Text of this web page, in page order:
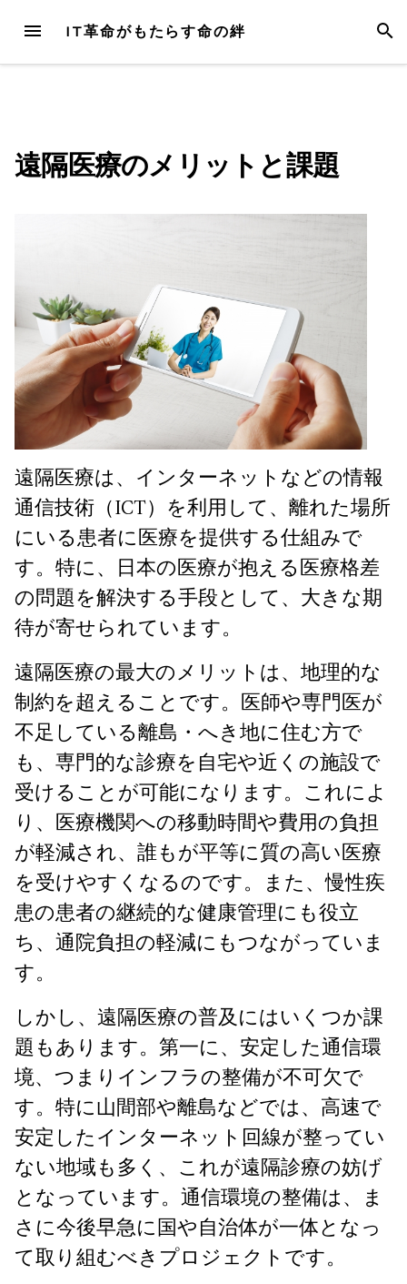
content
MENU IT革命がもたらす命の絆
遠隔医療のメリットと課題
遠隔医療は、インターネットなどの情報
通信技術（ICT）を利用して、離れた場所
にいる患者に医療を提供する仕組みで
す。特に、日本の医療が抱える医療格差
の問題を解決する手段として、大きな期
待が寄せられています。
遠隔医療の最大のメリットは、地理的な
制約を超えることです。医師や専門医が
不足している離島・へき地に住む方で
も、専門的な診療を自宅や近くの施設で
受けることが可能になります。これによ
り、医療機関への移動時間や費用の負担
が軽減され、誰もが平等に質の高い医療
を受けやすくなるのです。また、慢性疾
患の患者の継続的な健康管理にも役立
ち、通院負担の軽減にもつながっていま
す。
しかし、遠隔医療の普及にはいくつか課
題もあります。第一に、安定した通信環
境、つまりインフラの整備が不可欠で
す。特に山間部や離島などでは、高速で
安定したインターネット回線が整ってい
ない地域も多く、これが遠隔診療の妨げ
となっています。通信環境の整備は、ま
さに今後早急に国や自治体が一体となっ
て取り組むべきプロジェクトです。